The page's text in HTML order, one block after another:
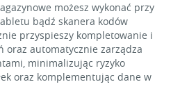
możesz wykonać przy
bądź skanera kodów
przyspieszy kompletowanie i
oraz automatycznie zarządza
minimalizując ryzyko
oraz komplementując dane w